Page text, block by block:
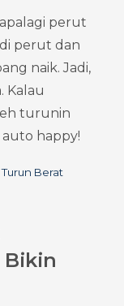
perut
perut dan
naik. Jadi,
Kalau
turunin
auto happy!
Berat
Bikin